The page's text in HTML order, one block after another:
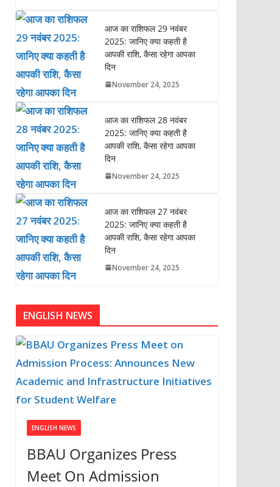
आज का राशिफल 29 नवंबर
2025: जानिए क्या कहती है
आपकी राशि, कैसा रहेगा आपका
दिन
November 24, 2025
आज का राशिफल 28 नवंबर
2025: जानिए क्या कहती है
आपकी राशि, कैसा रहेगा आपका
दिन
November 24, 2025
आज का राशिफल 27 नवंबर
2025: जानिए क्या कहती है
आपकी राशि, कैसा रहेगा आपका
दिन
November 24, 2025
ENGLISH NEWS
ENGLISH NEWS
BBAU Organizes Press
Meet On Admission